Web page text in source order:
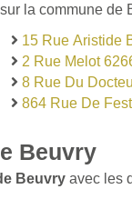
la commune
15 Rue Aristide
2 Rue Melot
8 Rue Du
864 Rue De
Beuvry
Beuvry avec les